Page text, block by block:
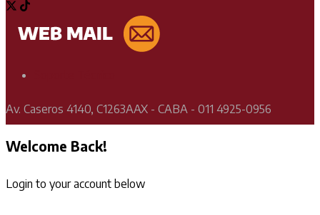
Av. Caseros 4140, C1263AAX - CABA - 011 4925-0956
Welcome Back!
Login to your account below